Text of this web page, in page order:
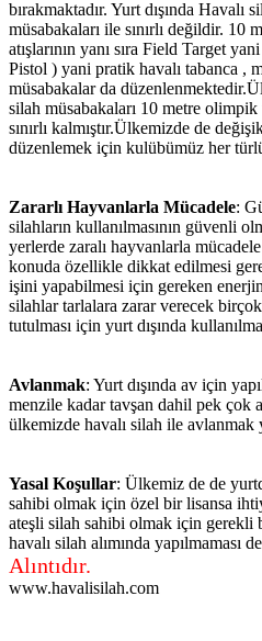
bırakmaktadır. Yurt dışında Havalı
müsabakaları ile sınırlı değildir. 10
atışlarının yanı sıra Field Target
Pistol ) yani pratik havalı tabanca ,
müsabakalar da
silah müsabakaları 10 metre olimpik
sınırlı kalmıştır.Ülkemizde de
düzenlemek için kulübümüz her
Zararlı Hayvanlarla Mücadele:
silahların kullanılmasının güvenli
yerlerde zaralı hayvanlarla
konuda özellikle dikkat edilmesi
işini yapabilmesi için gereken
silahlar tarlalara zarar verecek
tutulması için yurt dışında
Avlanmak: Yurt dışında av için
menzile kadar tavşan dahil pek çok
ülkemizde havalı silah ile avlanmak
Yasal Koşullar: Ülkemiz de de
sahibi olmak için özel bir lisansa
ateşli silah sahibi olmak için gerekli
havalı silah alımında yapılmaması
Alıntıdır.
www.havalisilah.com